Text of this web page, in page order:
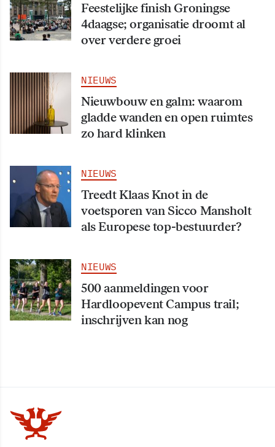
Feestelijke finish Groningse
4daagse; organisatie droomt al
over verdere groei
NIEUWS
Nieuwbouw en galm: waarom
gladde wanden en open ruimtes
zo hard klinken
NIEUWS
Treedt Klaas Knot in de
voetsporen van Sicco Mansholt
als Europese top-bestuurder?
NIEUWS
500 aanmeldingen voor
Hardloopevent Campus trail;
inschrijven kan nog